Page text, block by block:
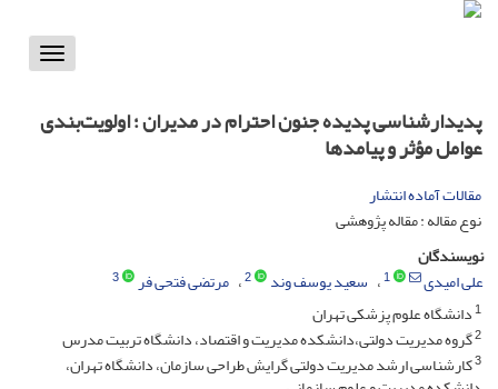
Toggle
پدیدارشناسی پدیده جنون احترام در مدیران ؛ اولویت‌بندی
عوامل مؤثر و پیامدها
مقالات آماده انتشار
نوع مقاله : مقاله پژوهشی
نویسندگان
علی امیدی
1 سعید یوسف وند 2 مرتضی فتحی فر
3
1دانشگاه علوم پزشکی تهران
2گروه مدیریت دولتی،دانشکده مدیریت و اقتصاد، دانشگاه تربیت مدرس
3کارشناسی ارشد مدیریت دولتی گرایش طراحی سازمان، دانشگاه تهران،